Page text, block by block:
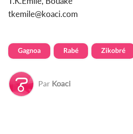
tkemile@koaci.com
Gagnoa Rabé Zikobré
Par Koaci